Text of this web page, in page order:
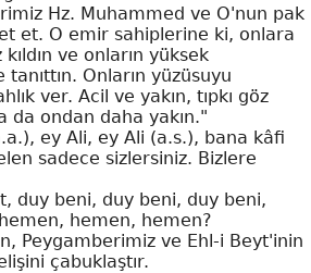
Hz. Muhammed ve O'nun pak
et. O emir sahiplerine ki, onlara
ve onların yüksek
tanıttın. Onların yüzüsuyu
ver. Acil ve yakın, tıpkı göz
da ondan daha yakın."
ey Ali, ey Ali (a.s.), bana kâfi
sadece sizlersiniz. Bizlere
duy beni, duy beni, duy beni,
hemen, hemen?
Peygamberimiz ve Ehl-i Beyt'inin
çabuklaştır.